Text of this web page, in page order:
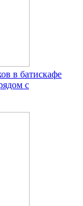
в батискафе
с